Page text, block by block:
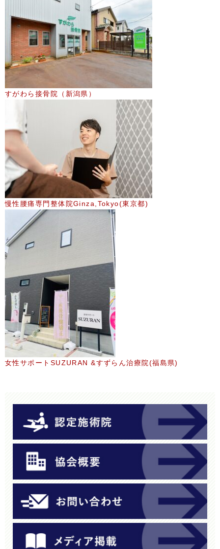
すがわら接骨院（新潟県）
慢性腰痛専門整体院Ginza,Tokyo(東京都)
女性サポートSUZURAN &すずらん治療院(福島県)